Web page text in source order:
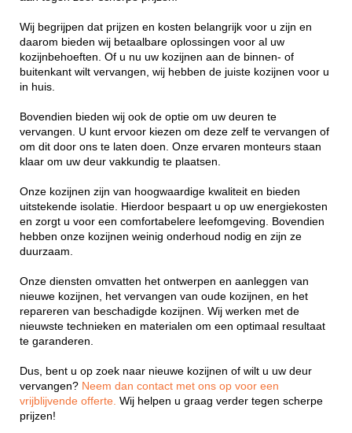
Wij begrijpen dat prijzen en kosten belangrijk voor u zijn en
daarom bieden wij betaalbare oplossingen voor al uw
kozijnbehoeften. Of u nu uw kozijnen aan de binnen- of
buitenkant wilt vervangen, wij hebben de juiste kozijnen voor u
in huis.
Bovendien bieden wij ook de optie om uw deuren te
vervangen. U kunt ervoor kiezen om deze zelf te vervangen of
om dit door ons te laten doen. Onze ervaren monteurs staan
klaar om uw deur vakkundig te plaatsen.
Onze kozijnen zijn van hoogwaardige kwaliteit en bieden
uitstekende isolatie. Hierdoor bespaart u op uw energiekosten
en zorgt u voor een comfortabelere leefomgeving. Bovendien
hebben onze kozijnen weinig onderhoud nodig en zijn ze
duurzaam.
Onze diensten omvatten het ontwerpen en aanleggen van
nieuwe kozijnen, het vervangen van oude kozijnen, en het
repareren van beschadigde kozijnen. Wij werken met de
nieuwste technieken en materialen om een optimaal resultaat
te garanderen.
Dus, bent u op zoek naar nieuwe kozijnen of wilt u uw deur
vervangen? Neem dan contact met ons op voor een
vrijblijvende offerte. Wij helpen u graag verder tegen scherpe
prijzen!